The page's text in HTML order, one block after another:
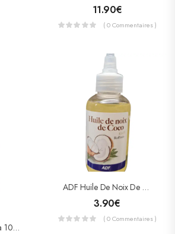
11.90€
( 0 Commentaires )
Yari Huile De Batana 100% Pure Presser A Froid 105ml
ADF Huile De Noix De Coco Raffinée 105ml
3.90€
( 0 Commentaires )